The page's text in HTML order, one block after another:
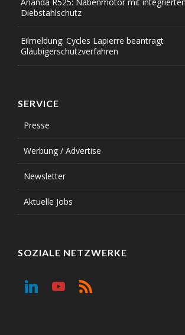
Diebstahlschutz
Eilmeldung: Cycles Lapierre beantragt
Gläubigerschutzverfahren
SERVICE
Presse
Werbung / Advertise
Newsletter
Aktuelle Jobs
SOZIALE NETZWERKE